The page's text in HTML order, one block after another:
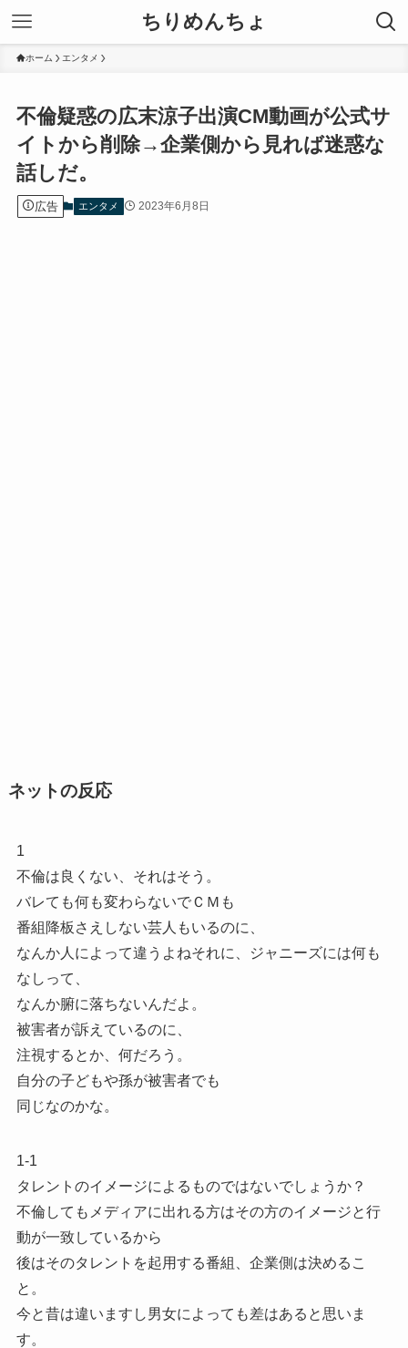
ちりめんちょ
ホーム エンタメ
不倫疑惑の広末涼子出演CM動画が公式サ
イトから削除→企業側から見れば迷惑な
話しだ。
広告 エンタメ 2023年6月8日
ネットの反応
1
不倫は良くない、それはそう。
バレても何も変わらないでＣＭも
番組降板さえしない芸人もいるのに、
なんか人によって違うよねそれに、ジャニーズには何も
なしって、
なんか腑に落ちないんだよ。
被害者が訴えているのに、
注視するとか、何だろう。
自分の子どもや孫が被害者でも
同じなのかな。
1-1
タレントのイメージによるものではないでしょうか？
不倫してもメディアに出れる方はその方のイメージと行
動が一致しているから
後はそのタレントを起用する番組、企業側は決めるこ
と。
今と昔は違いますし男女によっても差はあると思いま
す。